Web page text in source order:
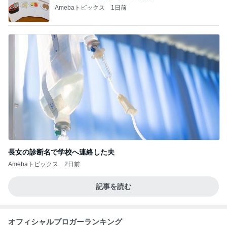
Amebaトピックス 1日前
長女の診断名で学校へ連絡した夫
Amebaトピックス 2日前
記事を読む
オフィシャルブロガーランキング